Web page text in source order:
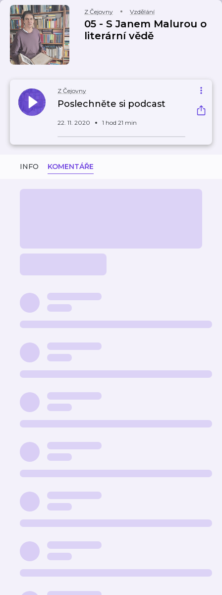
Z Čejovny Vzdělání
05 - S Janem Malurou o
literární vědě
Z Čejovny
Poslechněte si podcast
22. 11. 2020 1 hod 21 min
INFO KOMENTÁŘE